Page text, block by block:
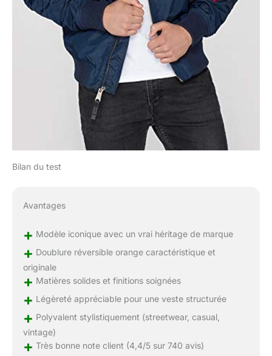
Bilan du test
Avantages
+ Modèle iconique avec un vrai héritage de marque
+ Doublure réversible orange caractéristique et
originale
+ Matières solides et finitions soignées
+ Légèreté appréciable pour une veste structurée
+ Polyvalent stylistiquement (streetwear, casual,
vintage)
+ Très bonne note client (4,4/5 sur 740 avis)